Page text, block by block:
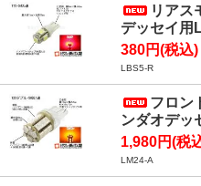
リアス
デッセイ用
380円(税込)
LBS5-R
フロン
ンダオデッ
1,980円(税
LM24-A